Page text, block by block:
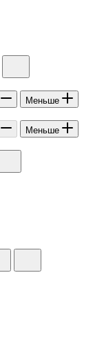
Меньше
Меньше